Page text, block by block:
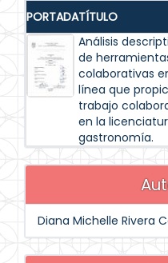
PORTADATÍTULO
Análisis
de
colaborativas
línea que
trabajo
en la
gastronomía.
Diana Michelle Rivera